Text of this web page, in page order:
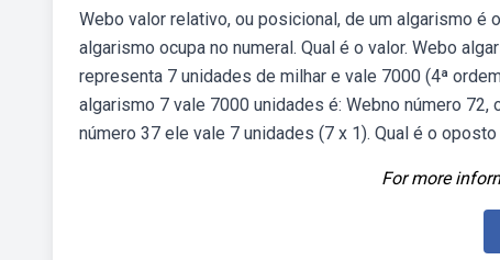
Webo valor relativo, ou posicional, de um algarismo
algarismo ocupa no numeral. Qual é o valor. Webo
representa 7 unidades de milhar e vale 7000 (4ª
algarismo 7 vale 7000 unidades é: Webno número
número 37 ele vale 7 unidades (7 x 1). Qual é o oposto
For more